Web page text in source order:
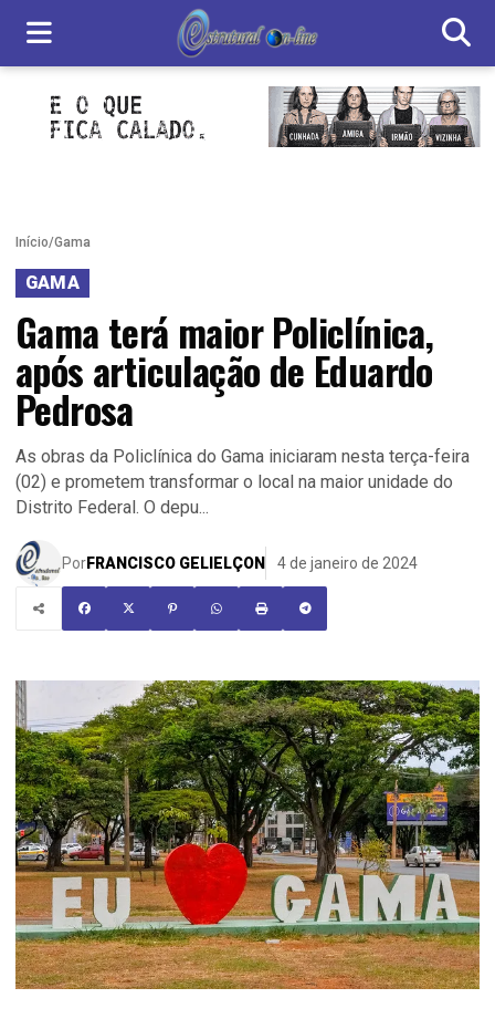
Início/Gama
GAMA
Gama terá maior Policlínica,
após articulação de Eduardo
Pedrosa
As obras da Policlínica do Gama iniciaram nesta terça-feira
(02) e prometem transformar o local na maior unidade do
Distrito Federal. O depu...
PorFRANCISCO GELIELÇON 4 de janeiro de 2024